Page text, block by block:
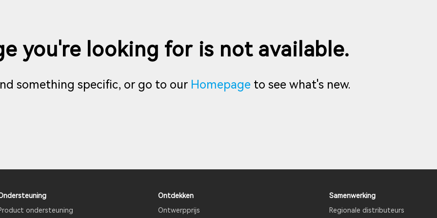
you're looking for is not available.
something specific, or go to our Homepage to see what's new.
ondersteuning
Ontdekken
Ontwerpprijs
Samenwerking
Regionale distributeurs